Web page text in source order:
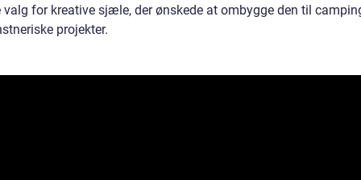
valg for kreative sjæle, der ønskede at ombygge den til
projekter.